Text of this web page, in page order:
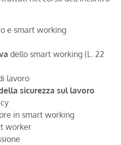
e smart working
dello smart working (L. 22
lavoro
sicurezza sul lavoro
in smart working
worker